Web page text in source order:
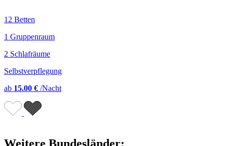
12 Betten
1 Gruppenraum
2 Schlafräume
Selbstverpflegung
ab 15.00 € /Nacht